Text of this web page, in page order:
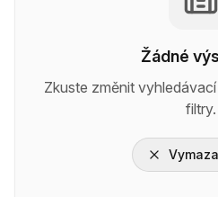
Žádné
Zkuste změnit
filtry.